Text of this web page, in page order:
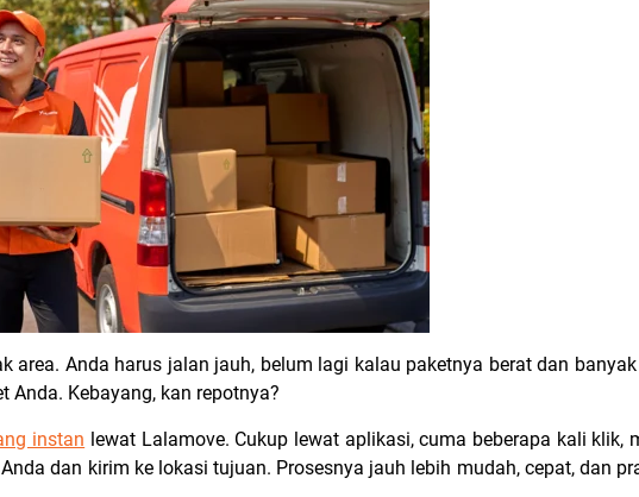
area. Anda harus jalan jauh, belum lagi kalau paketnya berat dan
Kebayang, kan repotnya?
instan lewat Lalamove. Cukup lewat aplikasi, cuma beberapa kali klik,
dan kirim ke lokasi tujuan. Prosesnya jauh lebih mudah, cepat, dan